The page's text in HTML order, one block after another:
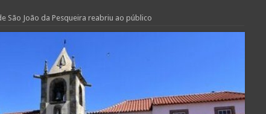
São João da Pesqueira reabriu ao público